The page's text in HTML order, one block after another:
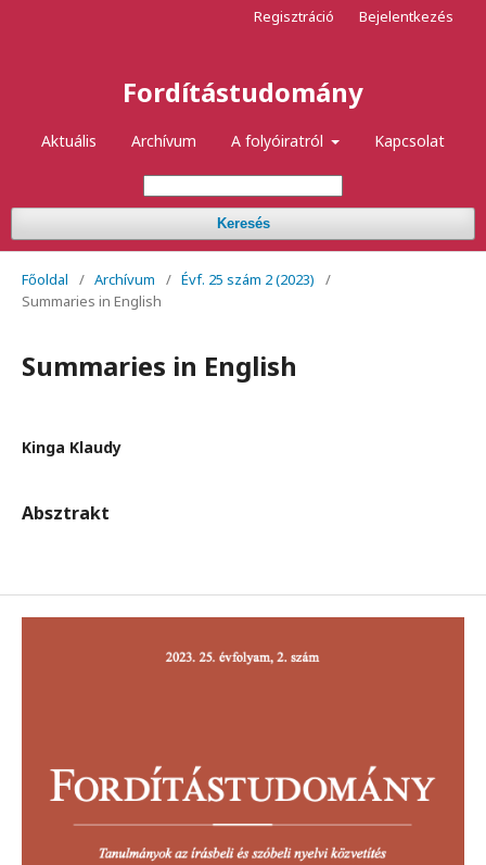
Fordítástudomány
Aktuális Archívum A folyóiratról Kapcsolat
Keresés
Regisztráció Bejelentkezés
Főoldal / Archívum / Évf. 25 szám 2 (2023)
/
Summaries in English
Summaries in English
Kinga Klaudy
Absztrakt